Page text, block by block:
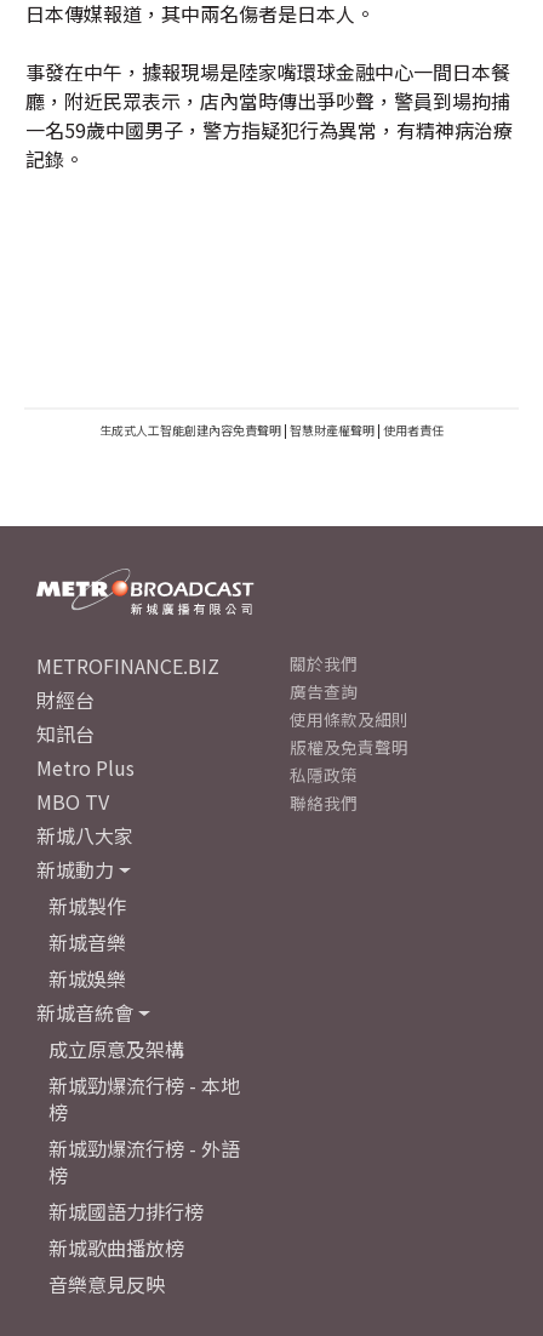
日本傳媒報道，其中兩名傷者是日本人。
事發在中午，據報現場是陸家嘴環球金融中心一間日本餐
廳，附近民眾表示，店內當時傳出爭吵聲，警員到場拘捕
一名59歲中國男子，警方指疑犯行為異常，有精神病治療
記錄。
生成式人工智能創建內容免責聲明 | 智慧財產權聲明 | 使用者責任
METROFINANCE.BIZ
財經台
知訊台
Metro Plus
MBO TV
新城八大家
新城動力
新城製作
新城音樂
新城娛樂
新城音統會
成立原意及架構
新城勁爆流行榜 - 本地
榜
新城勁爆流行榜 - 外語
榜
新城國語力排行榜
新城歌曲播放榜
音樂意見反映
關於我們
廣告查詢
使用條款及細則
版權及免責聲明
私隱政策
聯絡我們